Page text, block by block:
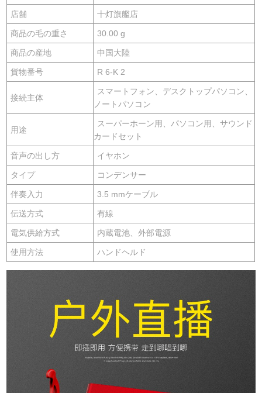
店舗 十灯旗艦店
商品の毛の重さ 30.00 g
商品の産地 中国大陸
貨物番号 R 6-K 2
接続主体
スマートフォン、デスクトップパソコン、
ノートパソコン
用途
スーパーホーン用、パソコン用、サウンド
カードセット
音声の出し方 イヤホン
タイプ コンデンサー
伴奏入力 3.5 mmケーブル
伝送方式 有線
電気供給方式 内蔵電池、外部電源
使用方法 ハンドヘルド